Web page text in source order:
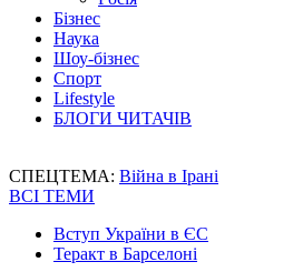
Бізнес
Наука
Шоу-бізнес
Спорт
Lifestyle
БЛОГИ ЧИТАЧІВ
СПЕЦТЕМА: Війна в Ірані
ВСІ ТЕМИ
Вступ України в ЄС
Теракт в Барселоні